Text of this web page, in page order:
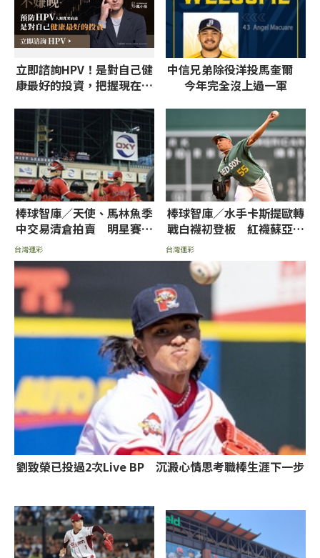
立即諮詢HPV！是對自己健
康最好的投資，把握現在不
中信兄弟除役洋投馬奎爾
今年完全沒上過一軍
棒球智庫／天使、馬林魚季
中交易清倉拍賣 明星賽後
火力降溫小分首選
台灣運彩
棒球智庫／水手卡斯提歐轉
戰白襪初登板 紅襪蘇亞雷
茲挨轟率低推薦讓分
台灣運彩
劉致榮已投過2次Live BP 沉澱心情思考職棒生涯下一步